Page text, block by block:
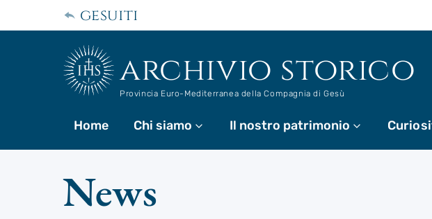
contenuto
gesuiti
archivio storico
Provincia Euro-Mediterranea della Compagnia di Gesù
Home Chi siamo Di piùIl nostro patrimonio Di più
News